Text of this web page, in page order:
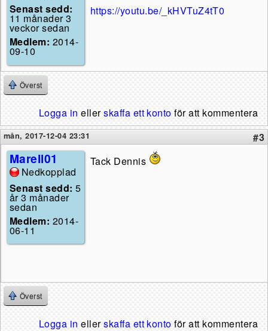
Senast sedd:
11 månader 3
veckor sedan
Medlem: 2014-
09-10
https://youtu.be/_kHVTuZ4tT0
Överst
Logga in ellerskaffa ett konto för att kommentera
mån, 2017-12-04 23:31 #3
Marell01
Nedkopplad
Senast sedd: 5
år 3 månader
sedan
Medlem: 2014-
06-11
Tack Dennis
Överst
Logga in ellerskaffa ett konto för att kommentera